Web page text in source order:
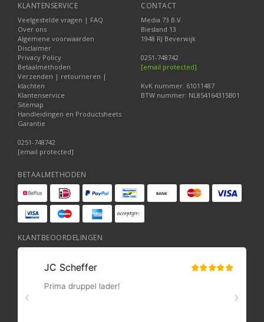
KLANTENSERVICE
Veelgestelde vragen | FAQ
Over ons
Algemene voorwaarden
Disclaimer
Privacy Policy
Betaalmethoden
Verzenden | retourneren |
klachten
Klantenservice
Sitemap
Handleidingen en Productsheets
Garantie
0251-748742
[email protected]
CONTACT
Media 73 B.V.
Biesland 13
1948 RJ Beverwijk
0251-748742
[email protected]
KvK nummer: 61011487
BTW nummer: NL854164315B01
BETAALMETHODEN
KLANTBEOORDELINGEN